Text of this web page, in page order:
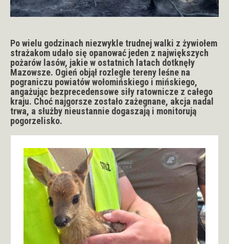
Po wielu godzinach niezwykle trudnej walki z żywiołem
strażakom udało się opanować jeden z największych
pożarów lasów, jakie w ostatnich latach dotknęły
Mazowsze. Ogień objął rozległe tereny leśne na
pograniczu powiatów wołomińskiego i mińskiego,
angażując bezprecedensowe siły ratownicze z całego
kraju. Choć najgorsze zostało zażegnane, akcja nadal
trwa, a służby nieustannie dogaszają i monitorują
pogorzelisko.